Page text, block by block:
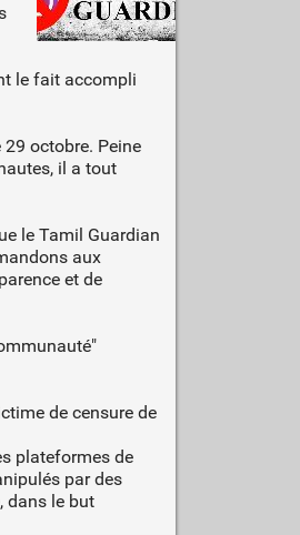
le fait accompli
octobre. Peine
il a tout
le Tamil Guardian
aux
et de
de censure de
plateformes de
par des
dans le but